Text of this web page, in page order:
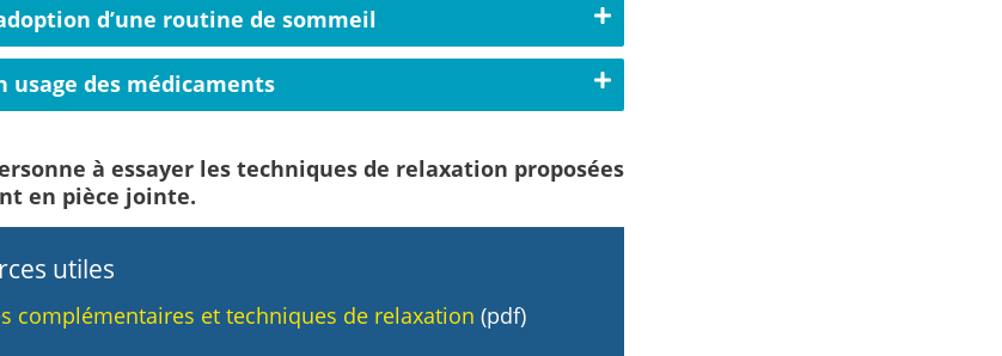
d’une routine de sommeil
usage des médicaments
à essayer les techniques de relaxation proposées
en pièce jointe.
utiles
complémentaires et techniques de relaxation (pdf)